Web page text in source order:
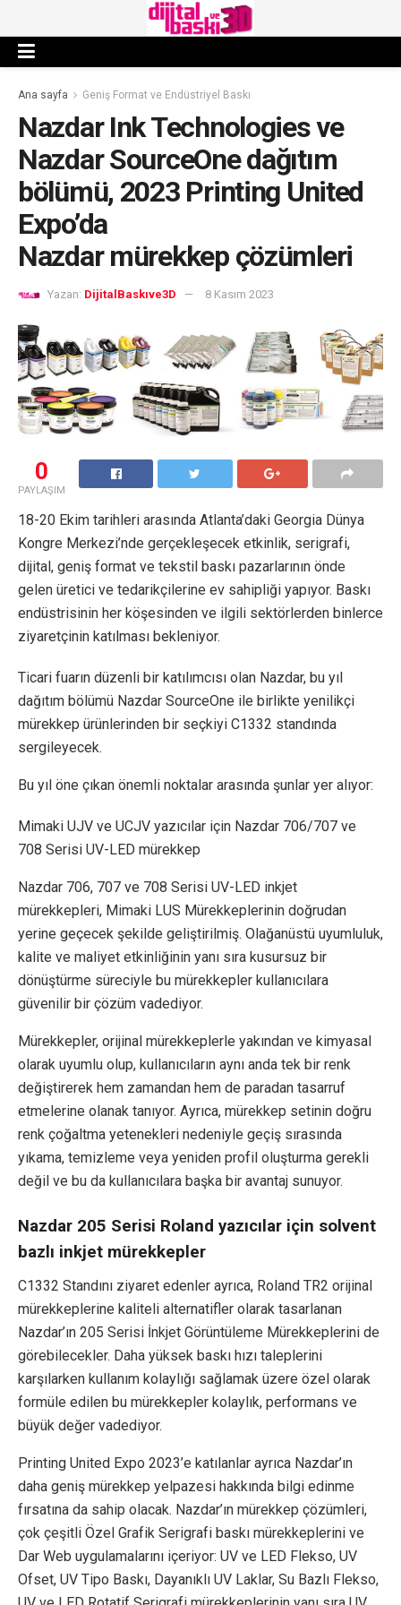
Ana sayfa Geniş Format ve Endüstriyel Baskı
Nazdar Ink Technologies ve
Nazdar SourceOne dağıtım
bölümü, 2023 Printing United
Expo’da
Nazdar mürekkep çözümleri
Yazan: DijitalBaskıve3D 8 Kasım 2023
0
PAYLAŞIM
18-20 Ekim tarihleri arasında Atlanta’daki Georgia Dünya
Kongre Merkezi’nde gerçekleşecek etkinlik, serigrafi,
dijital, geniş format ve tekstil baskı pazarlarının önde
gelen üretici ve tedarikçilerine ev sahipliği yapıyor. Baskı
endüstrisinin her köşesinden ve ilgili sektörlerden binlerce
ziyaretçinin katılması bekleniyor.
Ticari fuarın düzenli bir katılımcısı olan Nazdar, bu yıl
dağıtım bölümü Nazdar SourceOne ile birlikte yenilikçi
mürekkep ürünlerinden bir seçkiyi C1332 standında
sergileyecek.
Bu yıl öne çıkan önemli noktalar arasında şunlar yer alıyor:
Mimaki UJV ve UCJV yazıcılar için Nazdar 706/707 ve
708 Serisi UV-LED mürekkep
Nazdar 706, 707 ve 708 Serisi UV-LED inkjet
mürekkepleri, Mimaki LUS Mürekkeplerinin doğrudan
yerine geçecek şekilde geliştirilmiş. Olağanüstü uyumluluk,
kalite ve maliyet etkinliğinin yanı sıra kusursuz bir
dönüştürme süreciyle bu mürekkepler kullanıcılara
güvenilir bir çözüm vadediyor.
Mürekkepler, orijinal mürekkeplerle yakından ve kimyasal
olarak uyumlu olup, kullanıcıların aynı anda tek bir renk
değiştirerek hem zamandan hem de paradan tasarruf
etmelerine olanak tanıyor. Ayrıca, mürekkep setinin doğru
renk çoğaltma yetenekleri nedeniyle geçiş sırasında
yıkama, temizleme veya yeniden profil oluşturma gerekli
değil ve bu da kullanıcılara başka bir avantaj sunuyor.
Nazdar 205 Serisi Roland yazıcılar için solvent
bazlı inkjet mürekkepler
C1332 Standını ziyaret edenler ayrıca, Roland TR2 orijinal
mürekkeplerine kaliteli alternatifler olarak tasarlanan
Nazdar’ın 205 Serisi İnkjet Görüntüleme Mürekkeplerini de
görebilecekler. Daha yüksek baskı hızı taleplerini
karşılarken kullanım kolaylığı sağlamak üzere özel olarak
formüle edilen bu mürekkepler kolaylık, performans ve
büyük değer vadediyor.
Printing United Expo 2023’e katılanlar ayrıca Nazdar’ın
daha geniş mürekkep yelpazesi hakkında bilgi edinme
fırsatına da sahip olacak. Nazdar’ın mürekkep çözümleri,
çok çeşitli Özel Grafik Serigrafi baskı mürekkeplerini ve
Dar Web uygulamalarını içeriyor: UV ve LED Flekso, UV
Ofset, UV Tipo Baskı, Dayanıklı UV Laklar, Su Bazlı Flekso,